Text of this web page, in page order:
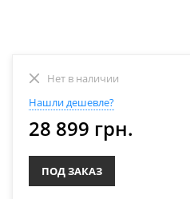
Нет в наличии
Нашли дешевле?
28 899 грн.
ПОД ЗАКАЗ